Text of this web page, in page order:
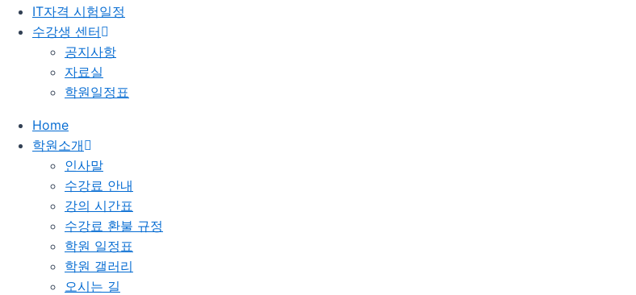
IT자격 시험일정
수강생 센터
공지사항
자료실
학원일정표
Home
학원소개
인사말
수강료 안내
강의 시간표
수강료 환불 규정
학원 일정표
학원 갤러리
오시는 길